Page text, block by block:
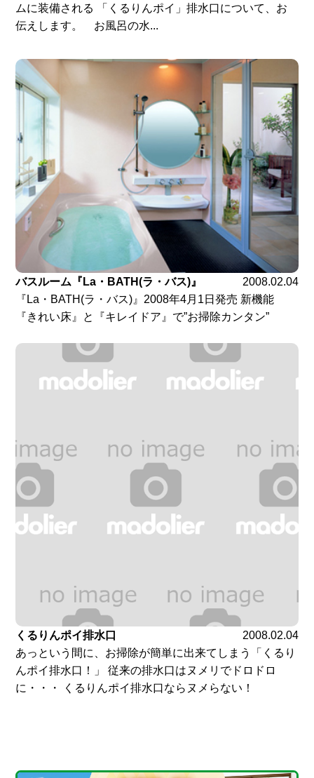
ムに装備される 「くるりんポイ」排水口について、お
伝えします。 お風呂の水...
バスルーム『La・BATH(ラ・バス)』
2008.02.04
『La・BATH(ラ・バス)』2008年4月1日発売 新機能
『きれい床』と『キレイドア』で”お掃除カンタン”
くるりんポイ排水口
2008.02.04
あっという間に、お掃除が簡単に出来てしまう「くるり
んポイ排水口！」 従来の排水口はヌメリでドロドロ
に・・・ くるりんポイ排水口ならヌメらない！